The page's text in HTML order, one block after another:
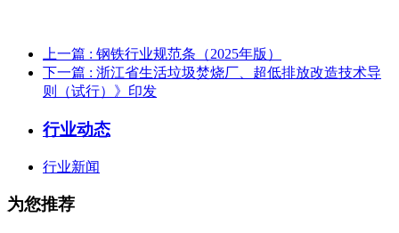
上一篇 : 钢铁行业规范条（2025年版）
下一篇 : 浙江省生活垃圾焚烧厂、超低排放改造技术导
则（试行）》印发
行业动态
行业新闻
为您推荐